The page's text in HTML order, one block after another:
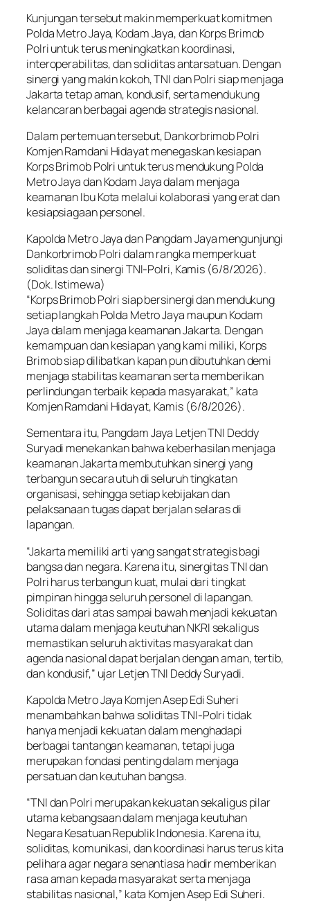
Kunjungan tersebut makin memperkuat komitmen
Polda Metro Jaya, Kodam Jaya, dan Korps Brimob
Polri untuk terus meningkatkan koordinasi,
interoperabilitas, dan soliditas antarsatuan. Dengan
sinergi yang makin kokoh, TNI dan Polri siap menjaga
Jakarta tetap aman, kondusif, serta mendukung
kelancaran berbagai agenda strategis nasional.
Dalam pertemuan tersebut, Dankorbrimob Polri
Komjen Ramdani Hidayat menegaskan kesiapan
Korps Brimob Polri untuk terus mendukung Polda
Metro Jaya dan Kodam Jaya dalam menjaga
keamanan Ibu Kota melalui kolaborasi yang erat dan
kesiapsiagaan personel.
Kapolda Metro Jaya dan Pangdam Jaya mengunjungi
Dankorbrimob Polri dalam rangka memperkuat
soliditas dan sinergi TNI-Polri, Kamis (6/8/2026).
(Dok. Istimewa)
“Korps Brimob Polri siap bersinergi dan mendukung
setiap langkah Polda Metro Jaya maupun Kodam
Jaya dalam menjaga keamanan Jakarta. Dengan
kemampuan dan kesiapan yang kami miliki, Korps
Brimob siap dilibatkan kapan pun dibutuhkan demi
menjaga stabilitas keamanan serta memberikan
perlindungan terbaik kepada masyarakat,” kata
Komjen Ramdani Hidayat, Kamis (6/8/2026).
Sementara itu, Pangdam Jaya Letjen TNI Deddy
Suryadi menekankan bahwa keberhasilan menjaga
keamanan Jakarta membutuhkan sinergi yang
terbangun secara utuh di seluruh tingkatan
organisasi, sehingga setiap kebijakan dan
pelaksanaan tugas dapat berjalan selaras di
lapangan.
“Jakarta memiliki arti yang sangat strategis bagi
bangsa dan negara. Karena itu, sinergitas TNI dan
Polri harus terbangun kuat, mulai dari tingkat
pimpinan hingga seluruh personel di lapangan.
Soliditas dari atas sampai bawah menjadi kekuatan
utama dalam menjaga keutuhan NKRI sekaligus
memastikan seluruh aktivitas masyarakat dan
agenda nasional dapat berjalan dengan aman, tertib,
dan kondusif,” ujar Letjen TNI Deddy Suryadi.
Kapolda Metro Jaya Komjen Asep Edi Suheri
menambahkan bahwa soliditas TNI-Polri tidak
hanya menjadi kekuatan dalam menghadapi
berbagai tantangan keamanan, tetapi juga
merupakan fondasi penting dalam menjaga
persatuan dan keutuhan bangsa.
“TNI dan Polri merupakan kekuatan sekaligus pilar
utama kebangsaan dalam menjaga keutuhan
Negara Kesatuan Republik Indonesia. Karena itu,
soliditas, komunikasi, dan koordinasi harus terus kita
pelihara agar negara senantiasa hadir memberikan
rasa aman kepada masyarakat serta menjaga
stabilitas nasional,” kata Komjen Asep Edi Suheri.